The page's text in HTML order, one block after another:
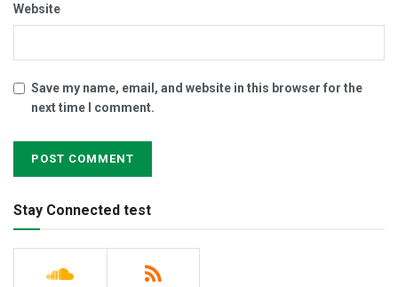
Website
Save my name, email, and website in this browser for the
next time I comment.
Stay Connected test